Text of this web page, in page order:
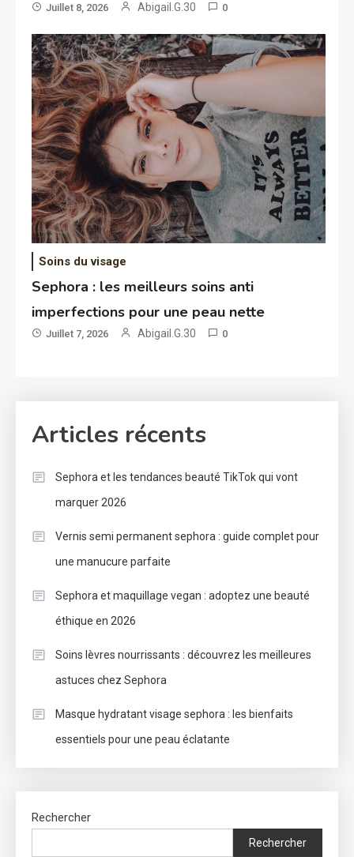
Juillet 8, 2026 Abigail.G.30 0
Soins du visage
Sephora : les meilleurs soins anti
imperfections pour une peau nette
Juillet 7, 2026 Abigail.G.30 0
Articles récents
Sephora et les tendances beauté TikTok qui vont
marquer 2026
Vernis semi permanent sephora : guide complet pour
une manucure parfaite
Sephora et maquillage vegan : adoptez une beauté
éthique en 2026
Soins lèvres nourrissants : découvrez les meilleures
astuces chez Sephora
Masque hydratant visage sephora : les bienfaits
essentiels pour une peau éclatante
Rechercher
Rechercher